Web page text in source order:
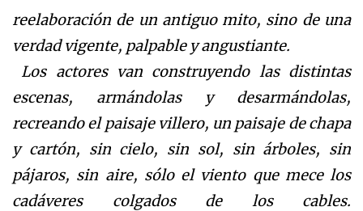
reelaboración de un antiguo mito, sino de una
verdad vigente, palpable y angustiante.
Los actores van construyendo las distintas
escenas, armándolas y desarmándolas,
recreando el paisaje villero, un paisaje de chapa
y cartón, sin cielo, sin sol, sin árboles, sin
pájaros, sin aire, sólo el viento que mece los
cadáveres colgados de los cables.